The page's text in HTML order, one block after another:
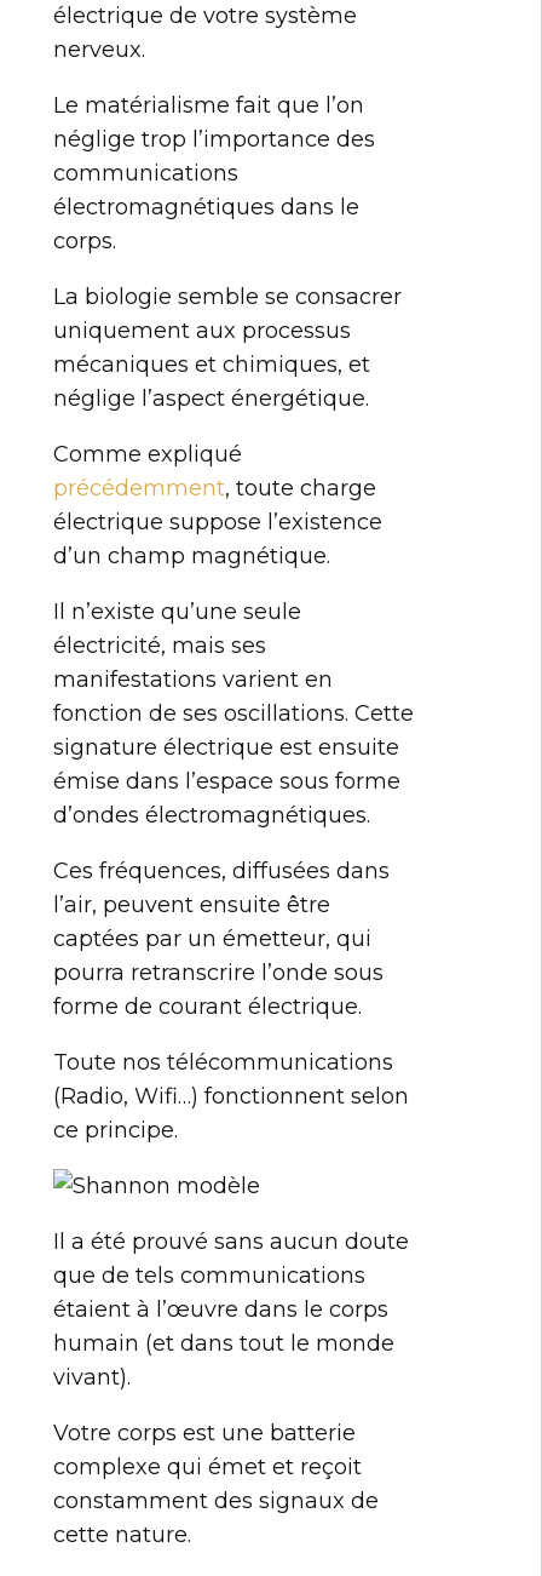
électrique de votre système
nerveux.
Le matérialisme fait que l’on
néglige trop l’importance des
communications
électromagnétiques dans le
corps.
La biologie semble se consacrer
uniquement aux processus
mécaniques et chimiques, et
néglige l’aspect énergétique.
Comme expliqué
précédemment, toute charge
électrique suppose l’existence
d’un champ magnétique.
Il n’existe qu’une seule
électricité, mais ses
manifestations varient en
fonction de ses oscillations. Cette
signature électrique est ensuite
émise dans l’espace sous forme
d’ondes électromagnétiques.
Ces fréquences, diffusées dans
l’air, peuvent ensuite être
captées par un émetteur, qui
pourra retranscrire l’onde sous
forme de courant électrique.
Toute nos télécommunications
(Radio, Wifi…) fonctionnent selon
ce principe.
Il a été prouvé sans aucun doute
que de tels communications
étaient à l’œuvre dans le corps
humain (et dans tout le monde
vivant).
Votre corps est une batterie
complexe qui émet et reçoit
constamment des signaux de
cette nature.